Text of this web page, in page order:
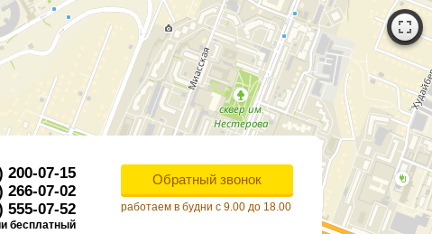
200-07-15
266-07-02
555-07-52
бесплатный
Обратный звонок
работаем в будни с 9.00 до 18.00